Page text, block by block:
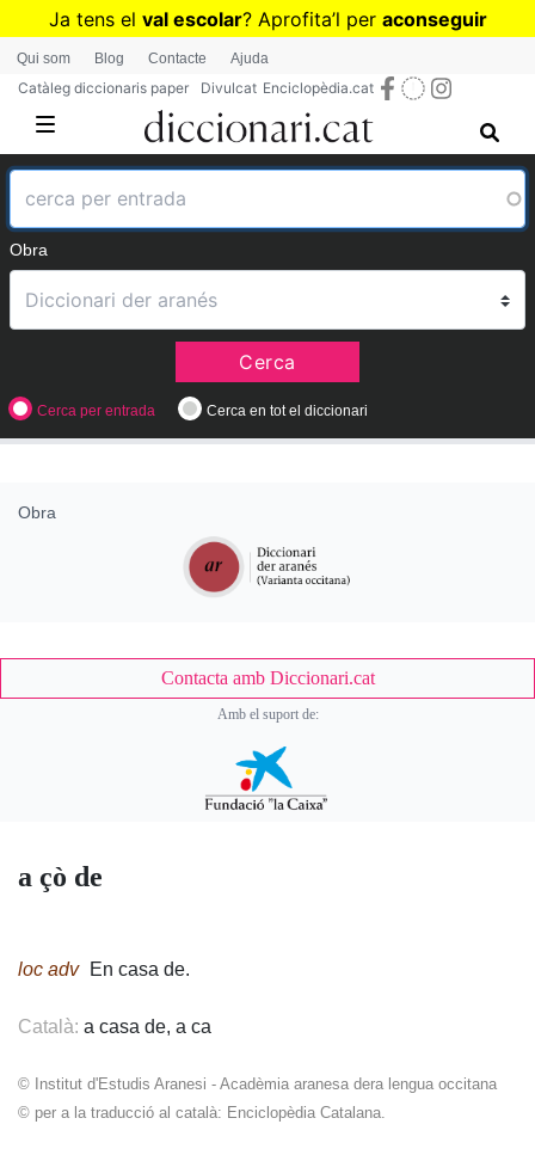
Vés
contingut
Ja tens el val escolar? Aprofita’l per aconseguir
diccionaris per a Primària o Secundària
Qui som Blog Contacte Ajuda
Catàleg diccionaris paper Divulcat Enciclopèdia.cat
Obra
Cerca
Cerca per entrada Cerca en tot el diccionari
a çò de
Body
loc adv En casa de.
Català: a casa de, a ca
© Institut d'Estudis Aranesi - Acadèmia aranesa dera lengua occitana
© per a la traducció al català: Enciclopèdia Catalana.
Obra
Contacta amb Diccionari.cat
Amb el suport de: